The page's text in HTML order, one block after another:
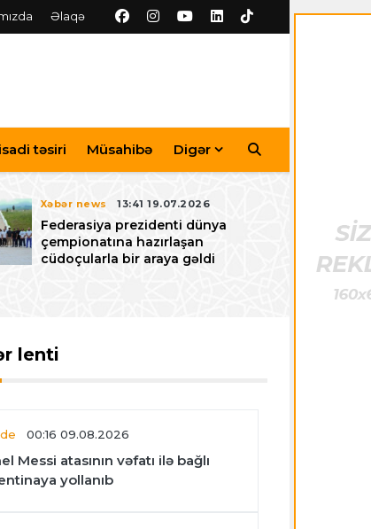
Əlaqə
təsiri Müsahibə Digər
Xəbər news 13:41 19.07.2026
Federasiya prezidenti dünya
çempionatına hazırlaşan
cüdoçularla bir araya gəldi
lenti
00:16 09.08.2026
Messi atasının vəfatı ilə bağlı
yollanıb